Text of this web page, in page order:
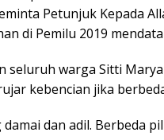
Petunjuk Kepada
di Pemilu 2019
seluruh warga Sitti
kebencian jika
dan adil. Berbeda